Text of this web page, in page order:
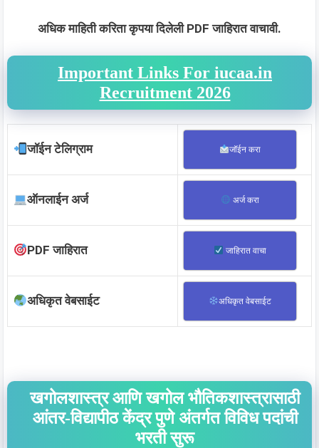
अधिक माहिती करिता कृपया दिलेली PDF जाहिरात वाचावी.
Important Links For iucaa.in
Recruitment 2026
जॉईन टेलिग्राम जॉईन करा
ऑनलाईन अर्ज अर्ज करा
PDF जाहिरात जाहिरात वाचा
अधिकृत वेबसाईट अधिकृत वेबसाईट
खगोलशास्त्र आणि खगोल भौतिकशास्त्रासाठी
आंतर-विद्यापीठ केंद्र पुणे अंतर्गत विविध पदांची
भरती सुरू